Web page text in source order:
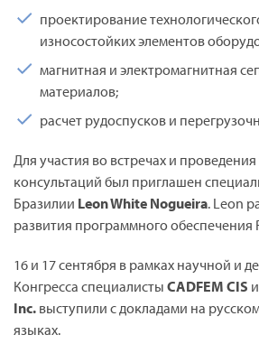
проектирование
износостойких элементов
магнитная и электромагнитная
материалов;
расчет рудоспусков и
Для участия во встречах и
консультаций был приглашен
Бразилии Leon White Nogueira. Leon
развития программного обеспечения
16 и 17 сентября в рамках научной и
Конгресса специалисты CADFEM CIS и
Inc. выступили с докладами на
языках.